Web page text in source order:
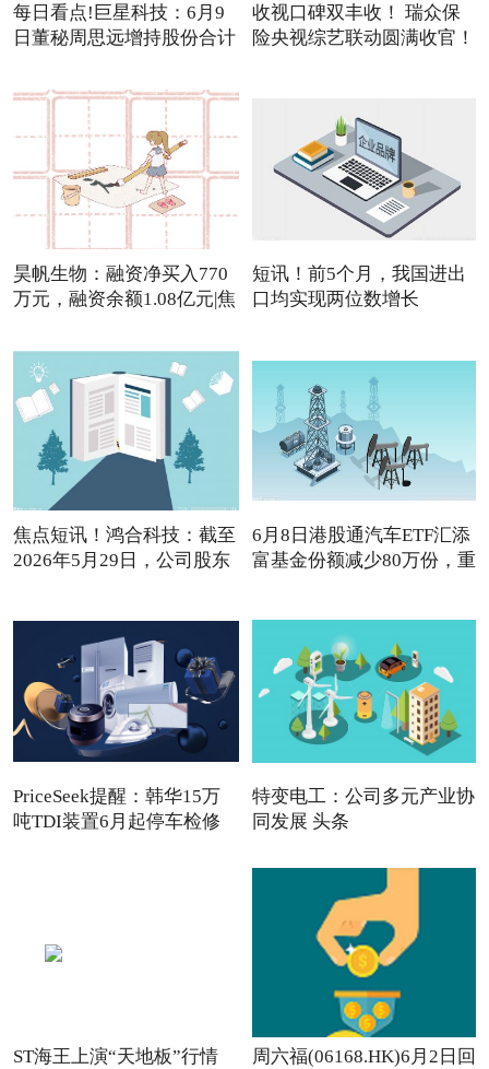
每日看点!巨星科技：6月9
日董秘周思远增持股份合计
收视口碑双丰收！ 瑞众保
险央视综艺联动圆满收官！
昊帆生物：融资净买入770
万元，融资余额1.08亿元|焦
短讯！前5个月，我国进出
口均实现两位数增长
焦点短讯！鸿合科技：截至
2026年5月29日，公司股东
6月8日港股通汽车ETF汇添
富基金份额减少80万份，重
PriceSeek提醒：韩华15万
吨TDI装置6月起停车检修
特变电工：公司多元产业协
同发展 头条
ST海王上演“天地板”行情
周六福(06168.HK)6月2日回